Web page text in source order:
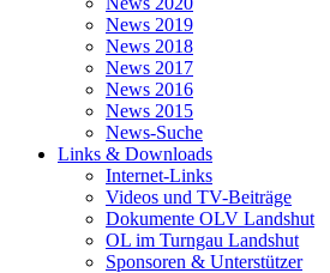
News 2019
News 2018
News 2017
News 2016
News 2015
News-Suche
Links & Downloads
Internet-Links
Videos und TV-Beiträge
Dokumente OLV Landshut
OL im Turngau Landshut
Sponsoren & Unterstützer